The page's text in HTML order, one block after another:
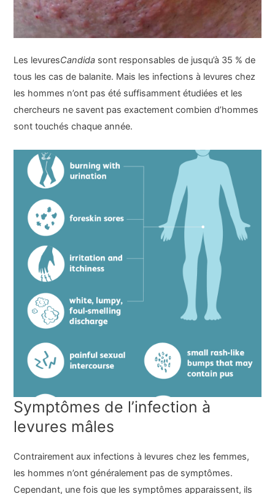
Les levuresCandida sont responsables de jusqu’à 35 % de
tous les cas de balanite. Mais les infections à levures chez
les hommes n’ont pas été suffisamment étudiées et les
chercheurs ne savent pas exactement combien d’hommes
sont touchés chaque année.
Symptômes de l’infection à
levures mâles
Contrairement aux infections à levures chez les femmes,
les hommes n’ont généralement pas de symptômes.
Cependant, une fois que les symptômes apparaissent, ils